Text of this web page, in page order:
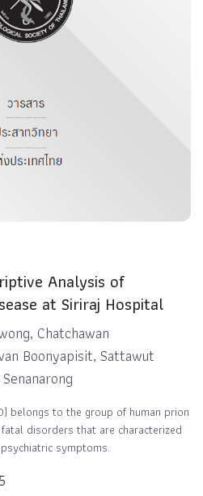
Analysis of
at Siriraj Hospital
Chatchawan
Boonyapisit, Sattawut
belongs to the group of human prion
disorders that are characterized
symptoms.